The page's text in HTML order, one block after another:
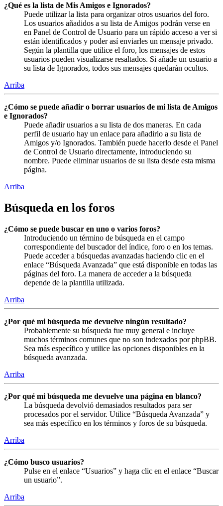
¿Qué es la lista de Mis Amigos e Ignorados?
Puede utilizar la lista para organizar otros usuarios del foro.
Los usuarios añadidos a su lista de Amigos podrán verse en
en Panel de Control de Usuario para un rápido acceso a ver si
están identificados y poder así enviarles un mensaje privado.
Según la plantilla que utilice el foro, los mensajes de estos
usuarios pueden visualizarse resaltados. Si añade un usuario a
su lista de Ignorados, todos sus mensajes quedarán ocultos.
Arriba
¿Cómo se puede añadir o borrar usuarios de mi lista de Amigos
e Ignorados?
Puede añadir usuarios a su lista de dos maneras. En cada
perfil de usuario hay un enlace para añadirlo a su lista de
Amigos y/o Ignorados. También puede hacerlo desde el Panel
de Control de Usuario directamente, introduciendo su
nombre. Puede eliminar usuarios de su lista desde esta misma
página.
Arriba
Búsqueda en los foros
¿Cómo se puede buscar en uno o varios foros?
Introduciendo un término de búsqueda en el campo
correspondiente del buscador del índice, foro o en los temas.
Puede acceder a búsquedas avanzadas haciendo clic en el
enlace “Búsqueda Avanzada” que está disponible en todas las
páginas del foro. La manera de acceder a la búsqueda
depende de la plantilla utilizada.
Arriba
¿Por qué mi búsqueda me devuelve ningún resultado?
Probablemente su búsqueda fue muy general e incluye
muchos términos comunes que no son indexados por phpBB.
Sea más específico y utilice las opciones disponibles en la
búsqueda avanzada.
Arriba
¿Por qué mi búsqueda me devuelve una página en blanco?
La búsqueda devolvió demasiados resultados para ser
procesados por el servidor. Utilice “Búsqueda Avanzada” y
sea más específico en los términos y foros de su búsqueda.
Arriba
¿Cómo busco usuarios?
Pulse en el enlace “Usuarios” y haga clic en el enlace “Buscar
un usuario”.
Arriba